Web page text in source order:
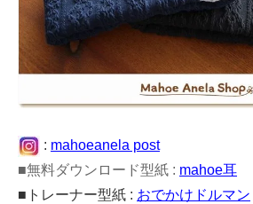
: mahoeanela post
■無料ダウンロード型紙 : mahoe耳
■トレーナー型紙 : おでかけドルマン